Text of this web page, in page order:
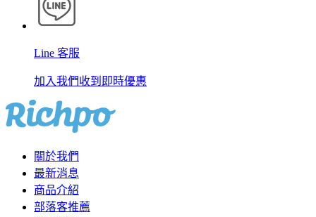
Line 客服
加入我們收到即時優惠
關於我們
最新消息
商品介紹
部落客推薦